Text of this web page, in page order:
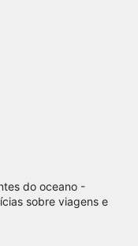
do oceano -
sobre viagens e